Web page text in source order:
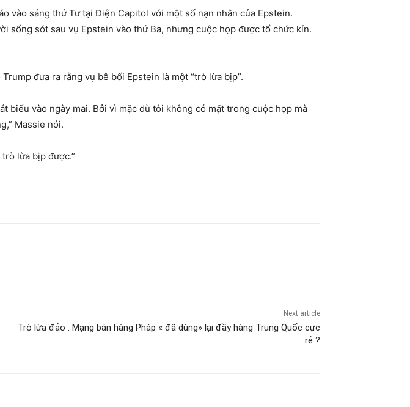
vào sáng thứ Tư tại Điện Capitol với một số nạn nhân của Epstein.
sống sót sau vụ Epstein vào thứ Ba, nhưng cuộc họp được tổ chức kín.
đưa ra rằng vụ bê bối Epstein là một “trò lừa bịp”.
biểu vào ngày mai. Bởi vì mặc dù tôi không có mặt trong cuộc họp mà
Massie nói.
lừa bịp được.”
Next article
Trò lừa đảo : Mạng bán hàng Pháp « đã dùng» lại đầy hàng Trung Quốc cực
rẻ ?